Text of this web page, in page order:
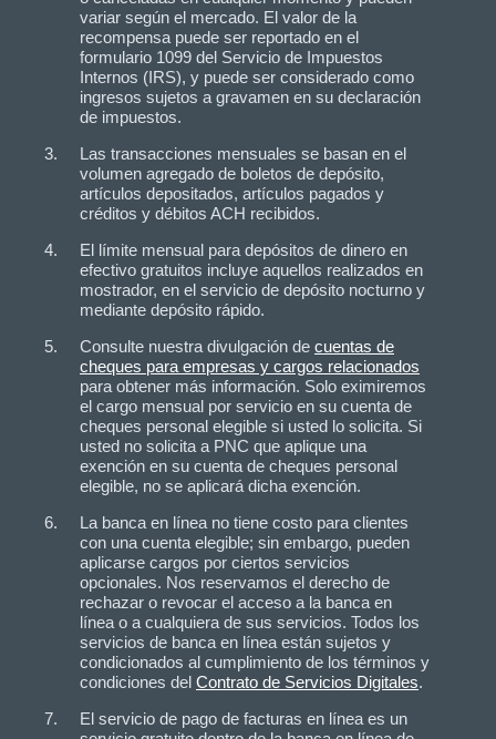
variar según el mercado. El valor de la
recompensa puede ser reportado en el
formulario 1099 del Servicio de Impuestos
Internos (IRS), y puede ser considerado como
ingresos sujetos a gravamen en su declaración
de impuestos.
Las transacciones mensuales se basan en el
volumen agregado de boletos de depósito,
artículos depositados, artículos pagados y
créditos y débitos ACH recibidos.
El límite mensual para depósitos de dinero en
efectivo gratuitos incluye aquellos realizados en
mostrador, en el servicio de depósito nocturno y
mediante depósito rápido.
Consulte nuestra divulgación de cuentas de
cheques para empresas y cargos relacionados
para obtener más información. Solo eximiremos
el cargo mensual por servicio en su cuenta de
cheques personal elegible si usted lo solicita. Si
usted no solicita a PNC que aplique una
exención en su cuenta de cheques personal
elegible, no se aplicará dicha exención.
La banca en línea no tiene costo para clientes
con una cuenta elegible; sin embargo, pueden
aplicarse cargos por ciertos servicios
opcionales. Nos reservamos el derecho de
rechazar o revocar el acceso a la banca en
línea o a cualquiera de sus servicios. Todos los
servicios de banca en línea están sujetos y
condicionados al cumplimiento de los términos y
condiciones del Contrato de Servicios Digitales.
El servicio de pago de facturas en línea es un